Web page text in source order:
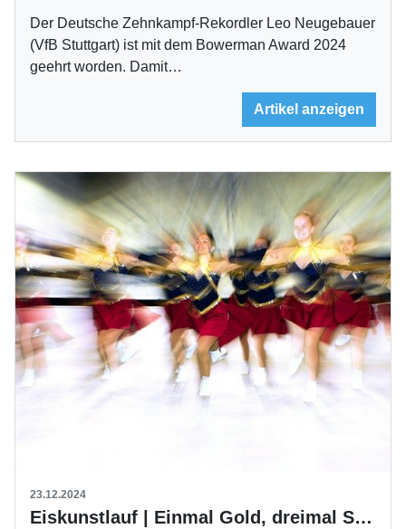
Der Deutsche Zehnkampf-Rekordler Leo Neugebauer
(VfB Stuttgart) ist mit dem Bowerman Award 2024
geehrt worden. Damit…
Artikel anzeigen
23.12.2024
Eiskunstlauf | Einmal Gold, dreimal Silber, einmal Bronze